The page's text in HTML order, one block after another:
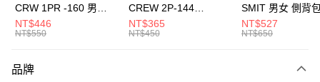
元大商業銀行
台灣樂天信用卡公司
全盈+PAY
AFTEE先享後付
【關於「AFTEE先享後付」】
CRW 1PR -160 男女
中統襪 FZ3393100
NT$446
NT$550
CREW 2P-144
EMBRDY 男女 短統襪
FZ3073133
NT$365
NT$450
SMIT 男女 側背
BA5871010
NT$527
NT$650
品牌